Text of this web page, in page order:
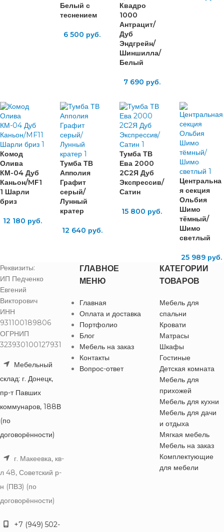
Белый с
теснением
6 500 руб.
Квадро
1000
Антрацит/
Дуб
Эндгрейн/
Шиншилла/
Белый
7 690 руб.
Комод
Олива
КМ-04 Дуб
Каньон/MF1
1 Шарли
бриз
12 180 руб.
Тумба ТВ
Апполия
Графит
серый/
Лунный
кратер
12 640 руб.
Тумба ТВ
Ева 2000
2С2Я Дуб
Экспрессив/
Сатин
15 800 руб.
Центральна
я секция
Ольбия
Шимо
тёмный/
Шимо
светлый
25 989 руб.
Реквизиты:
ИП Педченко
Евгений
Викторович
ИНН
931100189806
ОГРНИП
323930100127931
Мебельный
склад: г. Донецк,
пр-т Павших
коммунаров, 188В
(по
договорённости)
г. Макеевка, кв-
л 48, Советский р-
н (ПВЗ) (по
договорённости)
+7 (949) 502-
ГЛАВНОЕ
МЕНЮ
Главная
Оплата и доставка
Портфолио
Блог
Мебель на заказ
Контакты
Вопрос-ответ
КАТЕГОРИИ
ТОВАРОВ
Мебель для
спальни
Кровати
Матрасы
Шкафы
Гостиные
Детская комната
Мебель для
прихожей
Мебель для кухни
Мебель для дачи
и отдыха
Мягкая мебель
Мебель на заказ
Комплектующие
для мебели